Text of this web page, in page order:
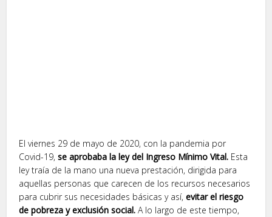
El viernes 29 de mayo de 2020, con la pandemia por
Covid-19,se aprobaba la ley del Ingreso Mínimo Vital. Esta
ley traía de la mano una nueva prestación, dirigida para
aquellas personas que carecen de los recursos necesarios
para cubrir sus necesidades básicas y así,evitar el riesgo
de pobreza y exclusión social. A lo largo de este tiempo,